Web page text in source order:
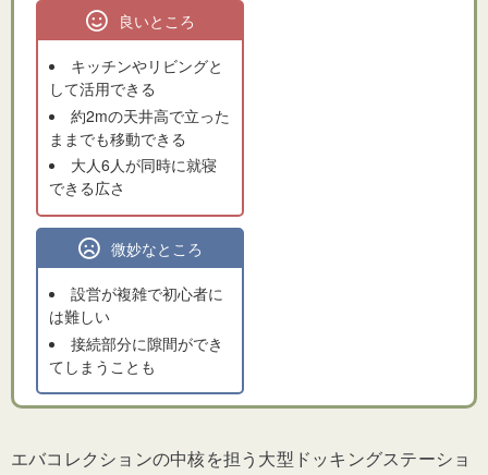
良いところ
キッチンやリビングと
して活用できる
約2mの天井高で立った
ままでも移動できる
大人6人が同時に就寝
できる広さ
微妙なところ
設営が複雑で初心者に
は難しい
接続部分に隙間ができ
てしまうことも
エバコレクションの中核を担う大型ドッキングステーショ